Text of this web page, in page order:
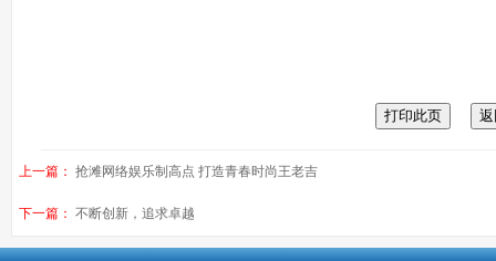
上一篇： 抢滩网络娱乐制高点 打造青春时尚王老吉
下一篇： 不断创新，追求卓越